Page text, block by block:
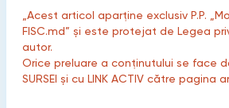
„Acest articol aparține exclusiv P.P.
FISC.md” și este protejat de Legea
autor.
Orice preluare a conținutului se face
SURSEI și cu LINK ACTIV către pagina